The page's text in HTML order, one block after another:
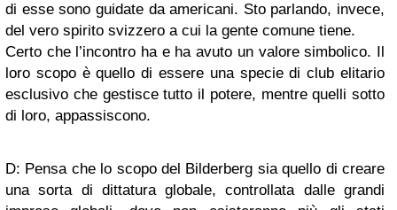
di esse sono guidate da americani. Sto parlando, invece,
del vero spirito svizzero a cui la gente comune tiene.
Certo che l’incontro ha e ha avuto un valore simbolico. Il
loro scopo è quello di essere una specie di club elitario
esclusivo che gestisce tutto il potere, mentre quelli sotto
di loro, appassiscono.
D: Pensa che lo scopo del Bilderberg sia quello di creare
una sorta di dittatura globale, controllata dalle grandi